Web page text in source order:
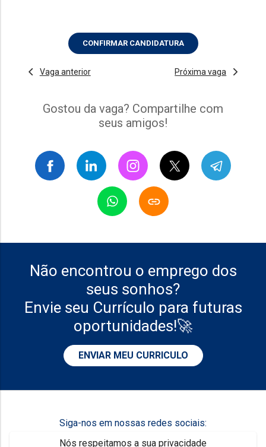
Nós respeitamos a sua privacidade
CONFIRMAR CANDIDATURA
Vaga anterior Próxima vaga
Gostou da vaga? Compartilhe com
seus amigos!
Não encontrou o emprego dos
seus sonhos?
Envie seu Currículo para futuras
oportunidades!🚀
ENVIAR MEU CURRICULO
Siga-nos em nossas redes sociais: